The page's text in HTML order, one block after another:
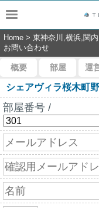
Home > 東神奈川,横浜,関
お問い合わせ
概要 部屋 運
シェアヴィラ桜木町
部屋番号 /